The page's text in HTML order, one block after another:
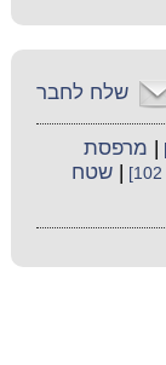
שלח לחבר
מרפסת
|שטח